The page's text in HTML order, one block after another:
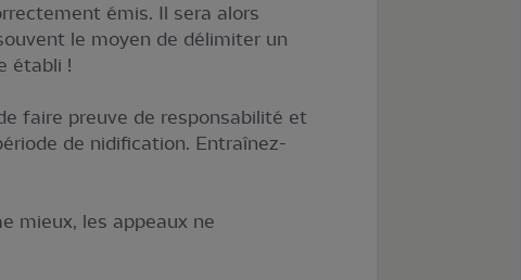
émis. Il sera alors
le moyen de délimiter un
établi !
faire preuve de responsabilité et
de nidification. Entraînez-
mieux, les appeaux ne